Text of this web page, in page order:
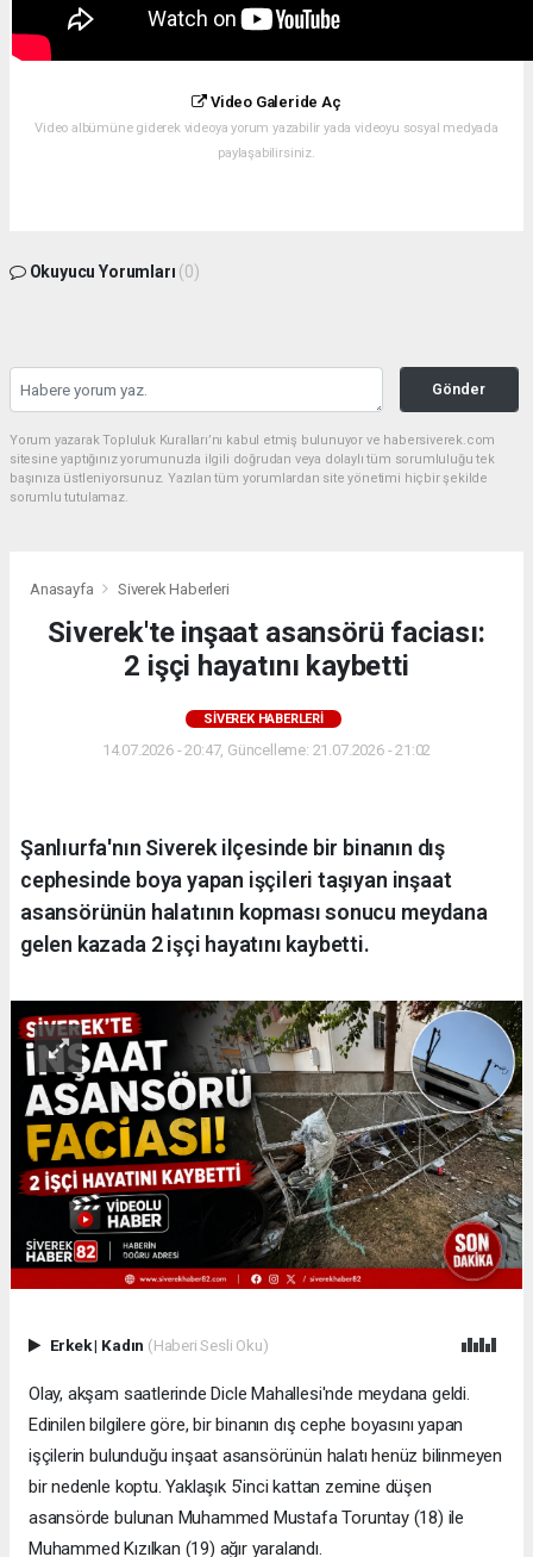
Video Galeride Aç
Video albümüne giderek videoya yorum yazabilir yada videoyu sosyal medyada
paylaşabilirsiniz.
Okuyucu Yorumları (0)
Gönder
Yorum yazarak Topluluk Kuralları’nı kabul etmiş bulunuyor ve habersiverek.com
sitesine yaptığınız yorumunuzla ilgili doğrudan veya dolaylı tüm sorumluluğu tek
başınıza üstleniyorsunuz. Yazılan tüm yorumlardan site yönetimi hiçbir şekilde
sorumlu tutulamaz.
Anasayfa Siverek Haberleri
Siverek'te inşaat asansörü faciası:
2 işçi hayatını kaybetti
SIVEREK HABERLERI
14.07.2026 - 20:47, Güncelleme: 21.07.2026 - 21:02
Şanlıurfa'nın Siverek ilçesinde bir binanın dış
cephesinde boya yapan işçileri taşıyan inşaat
asansörünün halatının kopması sonucu meydana
gelen kazada 2 işçi hayatını kaybetti.
Erkek| Kadın (Haberi Sesli Oku)
Olay, akşam saatlerinde Dicle Mahallesi'nde meydana geldi.
Edinilen bilgilere göre, bir binanın dış cephe boyasını yapan
işçilerin bulunduğu inşaat asansörünün halatı henüz bilinmeyen
bir nedenle koptu. Yaklaşık 5'inci kattan zemine düşen
asansörde bulunan Muhammed Mustafa Toruntay (18) ile
Muhammed Kızılkan (19) ağır yaralandı.